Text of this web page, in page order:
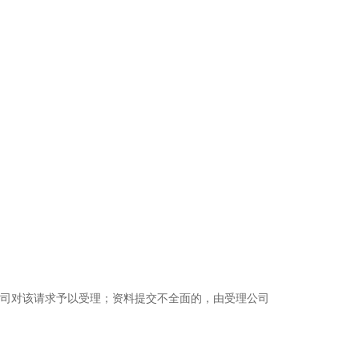
对该请求予以受理；资料提交不全面的，由受理公司